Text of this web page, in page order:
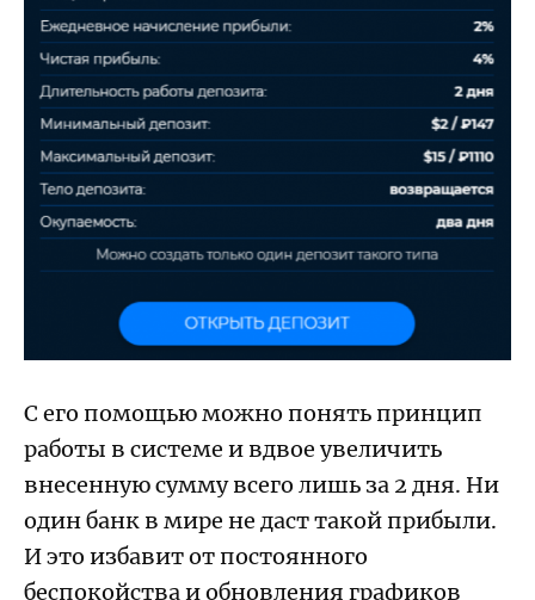
С его помощью можно понять принцип
работы в системе и вдвое увеличить
внесенную сумму всего лишь за 2 дня. Ни
один банк в мире не даст такой прибыли.
И это избавит от постоянного
беспокойства и обновления графиков